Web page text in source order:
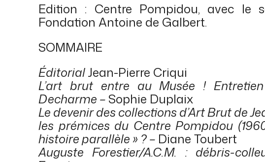
Edition : Centre Pompidou, avec le
Fondation Antoine de Galbert.
SOMMAIRE
ÉditorialJean-Pierre Criqui
L’art brut entre au Musée !
Decharme – Sophie Duplaix
Le devenir des collections d’Art Brut de
les prémices du Centre Pompidou
histoire parallèle » ? – Diane Toubert
Auguste Forestier/A.C.M. : débris-